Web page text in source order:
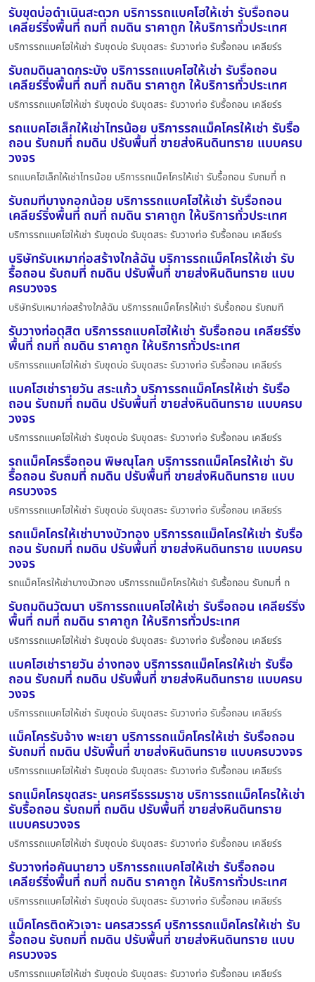
รับขุดบ่อดำเนินสะดวก บริการรถแบคโฮให้เช่า รับรื้อถอน
เคลียร์ริ่งพื้นที่ ถมที่ ถมดิน ราคาถูก ให้บริการทั่วประเทศ
บริการรถแบคโฮให้เช่า รับขุดบ่อ รับขุดสระ รับวางท่อ รับรื้อถอน เคลียร์ร
รับถมดินลาดกระบัง บริการรถแบคโฮให้เช่า รับรื้อถอน
เคลียร์ริ่งพื้นที่ ถมที่ ถมดิน ราคาถูก ให้บริการทั่วประเทศ
บริการรถแบคโฮให้เช่า รับขุดบ่อ รับขุดสระ รับวางท่อ รับรื้อถอน เคลียร์ร
รถแบคโฮเล็กให้เช่าไทรน้อย บริการรถแม็คโครให้เช่า รับรื้อ
ถอน รับถมที่ ถมดิน ปรับพื้นที่ ขายส่งหินดินทราย แบบครบ
วงจร
รถแบคโฮเล็กให้เช่าไทรน้อย บริการรถแม็คโครให้เช่า รับรื้อถอน รับถมที่ ถ
รับถมที่บางกอกน้อย บริการรถแบคโฮให้เช่า รับรื้อถอน
เคลียร์ริ่งพื้นที่ ถมที่ ถมดิน ราคาถูก ให้บริการทั่วประเทศ
บริการรถแบคโฮให้เช่า รับขุดบ่อ รับขุดสระ รับวางท่อ รับรื้อถอน เคลียร์ร
บริษัทรับเหมาก่อสร้างใกล้ฉัน บริการรถแม็คโครให้เช่า รับ
รื้อถอน รับถมที่ ถมดิน ปรับพื้นที่ ขายส่งหินดินทราย แบบ
ครบวงจร
บริษัทรับเหมาก่อสร้างใกล้ฉัน บริการรถแม็คโครให้เช่า รับรื้อถอน รับถมที
รับวางท่อดุสิต บริการรถแบคโฮให้เช่า รับรื้อถอน เคลียร์ริ่ง
พื้นที่ ถมที่ ถมดิน ราคาถูก ให้บริการทั่วประเทศ
บริการรถแบคโฮให้เช่า รับขุดบ่อ รับขุดสระ รับวางท่อ รับรื้อถอน เคลียร์ร
แบคโฮเช่ารายวัน สระแก้ว บริการรถแม็คโครให้เช่า รับรื้อ
ถอน รับถมที่ ถมดิน ปรับพื้นที่ ขายส่งหินดินทราย แบบครบ
วงจร
บริการรถแบคโฮให้เช่า รับขุดบ่อ รับขุดสระ รับวางท่อ รับรื้อถอน เคลียร์ร
รถแม็คโครรื้อถอน พิษณุโลก บริการรถแม็คโครให้เช่า รับ
รื้อถอน รับถมที่ ถมดิน ปรับพื้นที่ ขายส่งหินดินทราย แบบ
ครบวงจร
บริการรถแบคโฮให้เช่า รับขุดบ่อ รับขุดสระ รับวางท่อ รับรื้อถอน เคลียร์ร
รถแม็คโครให้เช่าบางบัวทอง บริการรถแม็คโครให้เช่า รับรื้อ
ถอน รับถมที่ ถมดิน ปรับพื้นที่ ขายส่งหินดินทราย แบบครบ
วงจร
รถแม็คโครให้เช่าบางบัวทอง บริการรถแม็คโครให้เช่า รับรื้อถอน รับถมที่ ถ
รับถมดินวัฒนา บริการรถแบคโฮให้เช่า รับรื้อถอน เคลียร์ริ่ง
พื้นที่ ถมที่ ถมดิน ราคาถูก ให้บริการทั่วประเทศ
บริการรถแบคโฮให้เช่า รับขุดบ่อ รับขุดสระ รับวางท่อ รับรื้อถอน เคลียร์ร
แบคโฮเช่ารายวัน อ่างทอง บริการรถแม็คโครให้เช่า รับรื้อ
ถอน รับถมที่ ถมดิน ปรับพื้นที่ ขายส่งหินดินทราย แบบครบ
วงจร
บริการรถแบคโฮให้เช่า รับขุดบ่อ รับขุดสระ รับวางท่อ รับรื้อถอน เคลียร์ร
แม็คโครรับจ้าง พะเยา บริการรถแม็คโครให้เช่า รับรื้อถอน
รับถมที่ ถมดิน ปรับพื้นที่ ขายส่งหินดินทราย แบบครบวงจร
บริการรถแบคโฮให้เช่า รับขุดบ่อ รับขุดสระ รับวางท่อ รับรื้อถอน เคลียร์ร
รถแม็คโครขุดสระ นครศรีธรรมราช บริการรถแม็คโครให้เช่า
รับรื้อถอน รับถมที่ ถมดิน ปรับพื้นที่ ขายส่งหินดินทราย
แบบครบวงจร
บริการรถแบคโฮให้เช่า รับขุดบ่อ รับขุดสระ รับวางท่อ รับรื้อถอน เคลียร์ร
รับวางท่อคันนายาว บริการรถแบคโฮให้เช่า รับรื้อถอน
เคลียร์ริ่งพื้นที่ ถมที่ ถมดิน ราคาถูก ให้บริการทั่วประเทศ
บริการรถแบคโฮให้เช่า รับขุดบ่อ รับขุดสระ รับวางท่อ รับรื้อถอน เคลียร์ร
แม็คโครติดหัวเจาะ นครสวรรค์ บริการรถแม็คโครให้เช่า รับ
รื้อถอน รับถมที่ ถมดิน ปรับพื้นที่ ขายส่งหินดินทราย แบบ
ครบวงจร
บริการรถแบคโฮให้เช่า รับขุดบ่อ รับขุดสระ รับวางท่อ รับรื้อถอน เคลียร์ร